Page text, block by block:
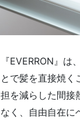
『EVERRON』
とで髪を直接焼く
担を減らした間接
なく、自由自在に